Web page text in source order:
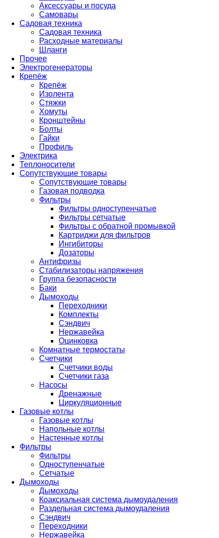
Аксессуары и посуда
Самовары
Садовая техника
Садовая техника
Расходные материалы
Шланги
Прочее
Электрогенераторы
Крепёж
Крепёж
Изолента
Стяжки
Хомуты
Кронштейны
Болты
Гайки
Профиль
Электрика
Теплоносители
Сопутствующие товары
Сопутствующие товары
Газовая подводка
Фильтры
Фильтры одноступенчатые
Фильтры сетчатые
Фильтры с обратной промывкой
Картриджи для фильтров
Ингибиторы
Дозаторы
Антифризы
Стабилизаторы напряжения
Группа безопасности
Баки
Дымоходы
Переходники
Комплекты
Сэндвич
Нержавейка
Оцинковка
Комнатные термостаты
Счетчики
Счетчики воды
Счетчики газа
Насосы
Дренажные
Циркуляционные
Газовые котлы
Газовые котлы
Напольные котлы
Настенные котлы
Фильтры
Фильтры
Одноступенчатые
Сетчатые
Дымоходы
Дымоходы
Коаксиальная система дымоудаления
Раздельная система дымоудаления
Сэндвич
Переходники
Нержавейка